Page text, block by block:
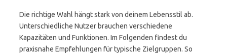
Die richtige Wahl hängt stark von deinem Lebensstil ab.
Unterschiedliche Nutzer brauchen verschiedene
Kapazitäten und Funktionen. Im Folgenden findest du
praxisnahe Empfehlungen für typische Zielgruppen. So